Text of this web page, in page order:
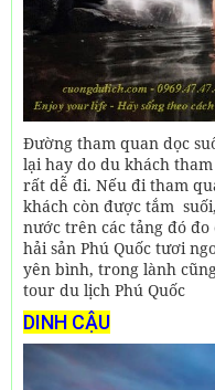
Đường tham quan dọc
lại hay do du khách
rất dễ đi. Nếu đi tham
khách còn được tắm
nước trên các tảng đó
hải sản Phú Quốc tươi
yên bình, trong lành
tour du lịch Phú Quốc
DINH CẬU